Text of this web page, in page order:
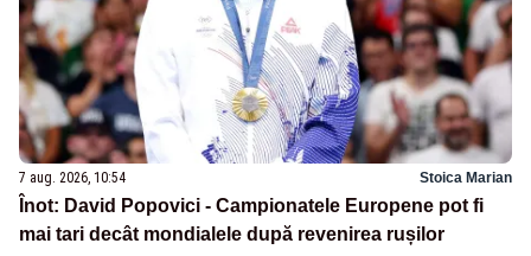
7 aug. 2026, 10:54 Stoica Marian
Înot: David Popovici - Campionatele Europene pot fi
mai tari decât mondialele după revenirea rușilor